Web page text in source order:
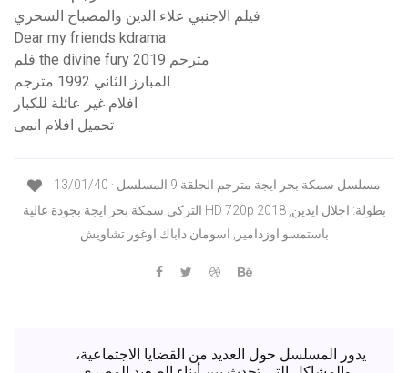
فيلم الاجنبي علاء الدين والمصباح السحري
Dear my friends kdrama
فلم the divine fury 2019 مترجم
المبارز الثاني 1992 مترجم
افلام غير عائلة للكبار
تحميل افلام انمى
13/01/40 · مسلسل سمكة بحر ايجة مترجم الحلقة 9 المسلسل
التركي سمكة بحر ايجة بجودة عالية HD 720p 2018 بطولة: اجلال ايدين,
باستمسو اوزدامير, اسومان داباك,اوغور تشاويش
يدور المسلسل حول العديد من القضايا الاجتماعية،